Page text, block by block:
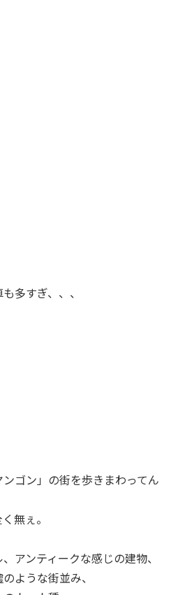
多すぎ、、、
ゴン」の街を歩きまわってん
無ぇ。
アンティークな感じの建物、
ような街並み、